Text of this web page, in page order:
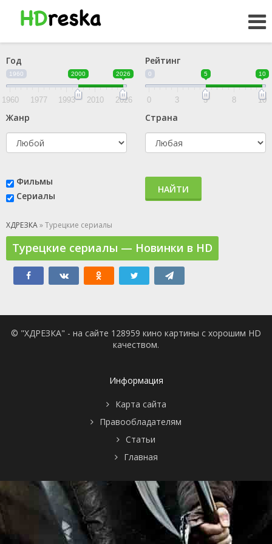
Год
1960 2000 2026
1960 1977 1993 2010 2026
Рейтинг
0 5 10
0 3 5 8 10
Жанр Страна
Фильмы
Сериалы
НАЙТИ
ХДРЕЗКА» Турецкие сериалы
Турецкие сериалы — Новинки в HD
© "ХДРЕЗКА" - на сайте 128959 кино картины с хорошим HD
качеством.
Информация
Карта сайта
Правообладателям
Статьи
Главная